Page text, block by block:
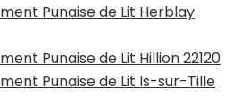
Punaise de Lit Herblay
Punaise de Lit Hillion 22120
Punaise de Lit Is-sur-Tille